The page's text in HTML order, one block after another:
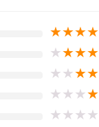
★
★
★
★
★
★
★
★
★
★
★
★
★
★
★
★
★
★
★
★